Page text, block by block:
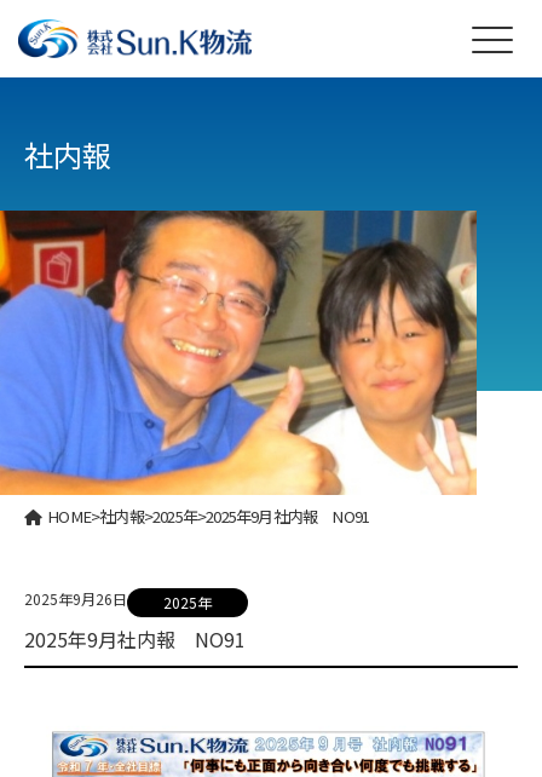
社内報
HOME>社内報>2025年>2025年9月社内報 NO91
2025年9月26日 2025年
2025年9月社内報 NO91